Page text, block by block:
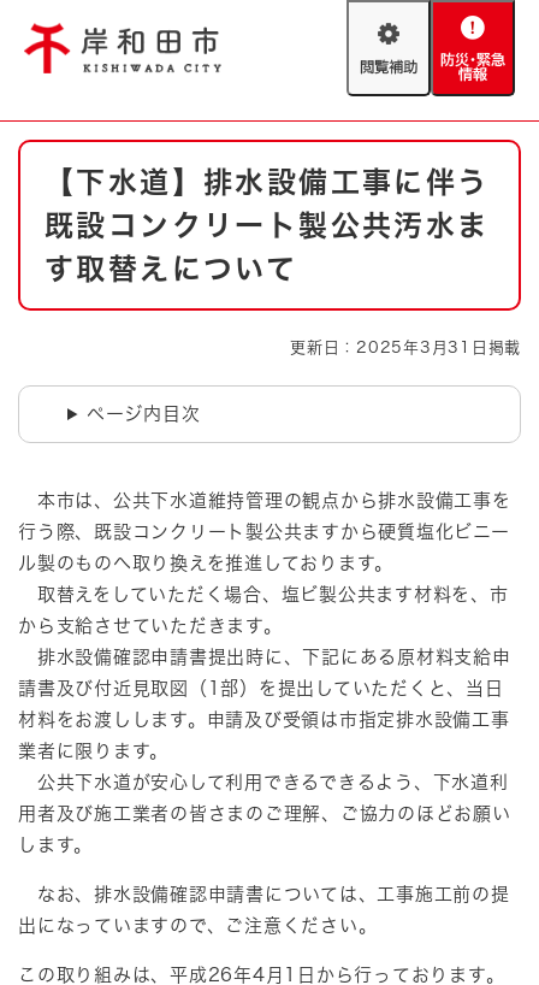
閲
助
防
緊
情
報
やさしい日本語
文字サイズ 標準
防災・緊急情報 救急・消防
ハザードマップ AED設置箇所
本
【下水道】排水設備工事に伴う
既設コンクリート製公共汚水ま
す取替えについて
更新日：2025年3月31日掲載
ページ内目次
本市は、公共下水道維持管理の観点から排水設備工事を
行う際、既設コンクリート製公共ますから硬質塩化ビニー
ル製のものへ取り換えを推進しております。
取替えをしていただく場合、塩ビ製公共ます材料を、市
から支給させていただきます。
排水設備確認申請書提出時に、下記にある原材料支給申
請書及び付近見取図（1部）を提出していただくと、当日
材料をお渡しします。申請及び受領は市指定排水設備工事
業者に限ります。
公共下水道が安心して利用できるできるよう、下水道利
用者及び施工業者の皆さまのご理解、ご協力のほどお願い
します。
なお、排水設備確認申請書については、工事施工前の提
出になっていますので、ご注意ください。
この取り組みは、平成26年4月1日から行っております。